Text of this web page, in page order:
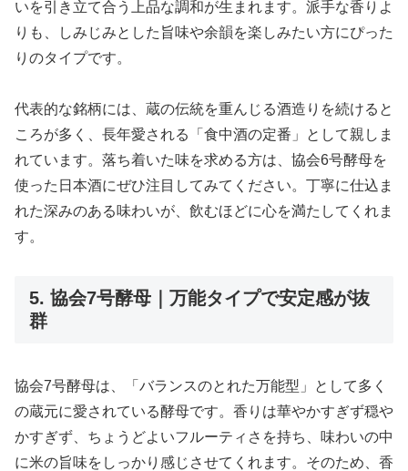
いを引き立て合う上品な調和が生まれます。派手な香りよ
りも、しみじみとした旨味や余韻を楽しみたい方にぴった
りのタイプです。
代表的な銘柄には、蔵の伝統を重んじる酒造りを続けると
ころが多く、長年愛される「食中酒の定番」として親しま
れています。落ち着いた味を求める方は、協会6号酵母を
使った日本酒にぜひ注目してみてください。丁寧に仕込ま
れた深みのある味わいが、飲むほどに心を満たしてくれま
す。
5. 協会7号酵母｜万能タイプで安定感が抜
群
協会7号酵母は、「バランスのとれた万能型」として多く
の蔵元に愛されている酵母です。香りは華やかすぎず穏や
かすぎず、ちょうどよいフルーティさを持ち、味わいの中
に米の旨味をしっかり感じさせてくれます。そのため、香